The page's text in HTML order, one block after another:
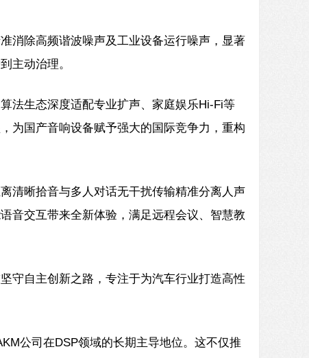
消除高频谐波噪声及工业设备运行噪声，显著
主动治理。
法生态深度适配专业扩声、家庭娱乐Hi-Fi等
为国产音响设备赋予强大的国际竞争力，重构
清晰拾音与多人对话无干扰传输精准分离人声
音交互带来全新体验，满足远程会议、智慧教
守自主创新之路，专注于为汽车行业打造高性
公司在DSP领域的长期主导地位。这不仅推